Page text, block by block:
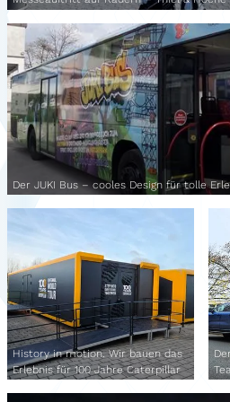
Der JUKI Bus – cooles Design für tolle
History in motion. Wir bauen das
Erlebnis für 100 Jahre Caterpillar